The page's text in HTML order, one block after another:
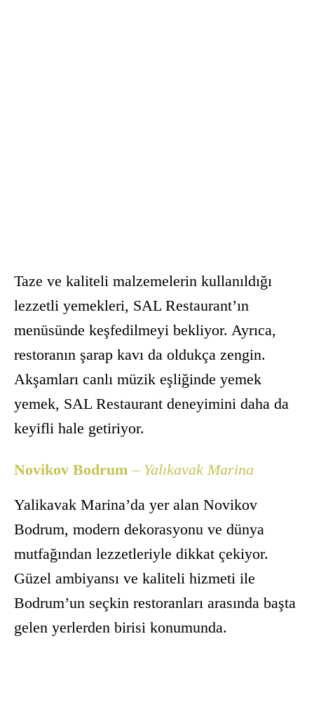
Taze ve kaliteli malzemelerin kullanıldığı
lezzetli yemekleri, SAL Restaurant’ın
menüsünde keşfedilmeyi bekliyor. Ayrıca,
restoranın şarap kavı da oldukça zengin.
Akşamları canlı müzik eşliğinde yemek
yemek, SAL Restaurant deneyimini daha da
keyifli hale getiriyor.
Novikov Bodrum– Yalıkavak Marina
Yalikavak Marina’da yer alan Novikov
Bodrum, modern dekorasyonu ve dünya
mutfağından lezzetleriyle dikkat çekiyor.
Güzel ambiyansı ve kaliteli hizmeti ile
Bodrum’un seçkin restoranları arasında başta
gelen yerlerden birisi konumunda.